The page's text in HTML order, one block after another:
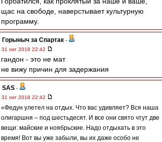
щас на свободе, наверстывает культурную
программу.
Горыныч за Спартак -
31 окт 2018 22:42
гандон - это не мат
не вижу причин для задержания
SAS -
31 окт 2018 22:42
«Федун улетел на отдых. Что вас удивляет? Вся наша
олигаршня – под шестьдесят. И все они свято чтут две
вещи: майские и ноябрьские. Надо отдыхать в это
время! Вот вы уже забыли, вы их даже особо не